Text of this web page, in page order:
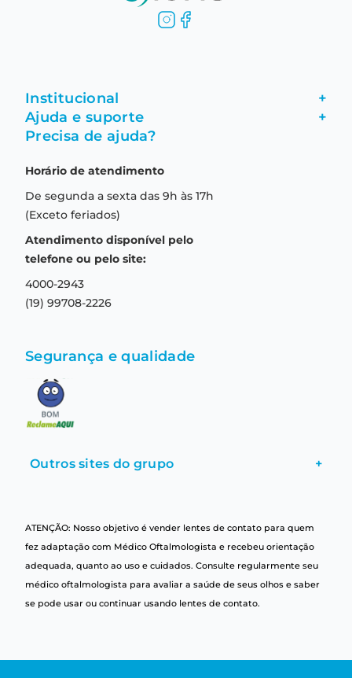
Institucional +
Fale conosco
Formas de pagamento
Aviso de privacidade
Termos e condições de uso
Ajuda e suporte +
Garantia
Troca e devolução
Central de relacionamento
Precisa de ajuda?
Horário de atendimento
De segunda a sexta das 9h às 17h
(Exceto feriados)
Atendimento disponível pelo
telefone ou pelo site:
4000-2943
(19) 99708-2226
Segurança e qualidade
Outros sites do grupo +
ATENÇÃO: Nosso objetivo é vender lentes de contato para quem
fez adaptação com Médico Oftalmologista e recebeu orientação
adequada, quanto ao uso e cuidados. Consulte regularmente seu
médico oftalmologista para avaliar a saúde de seus olhos e saber
se pode usar ou continuar usando lentes de contato.